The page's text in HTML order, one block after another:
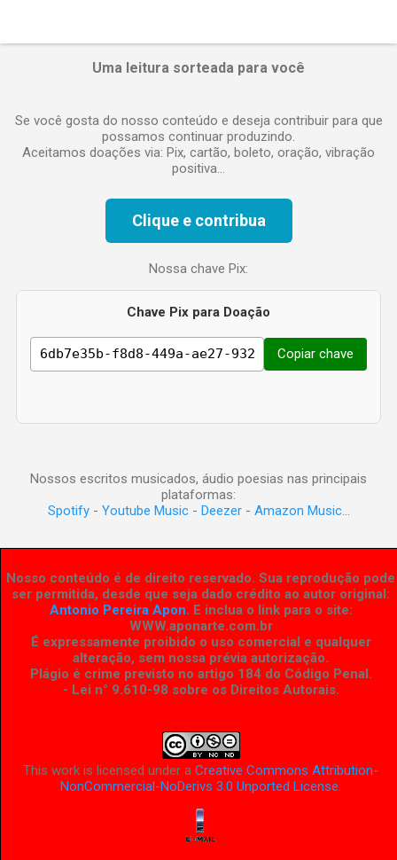
Uma leitura sorteada para você
Se você gosta do nosso conteúdo e deseja contribuir para que
possamos continuar produzindo.
Aceitamos doações via: Pix, cartão, boleto, oração, vibração
positiva...
Clique e contribua
Nossa chave Pix:
Chave Pix para Doação
Copiar chave
Nossos escritos musicados, áudio poesias nas principais
plataformas:
Spotify- Youtube Music- Deezer- Amazon Music...
Nosso conteúdo é de direito reservado. Sua reprodução pode
ser permitida, desde que seja dado crédito ao autor original:
Antonio Pereira Apon. E inclua o link para o site:
WWW.aponarte.com.br
É expressamente proibido o uso comercial e qualquer
alteração, sem nossa prévia autorização.
Plágio é crime previsto no artigo 184 do Código Penal.
- Lei n° 9.610-98 sobre os Direitos Autorais.
This work is licensed under aCreative Commons Attribution-
NonCommercial-NoDerivs 3.0 Unported License.